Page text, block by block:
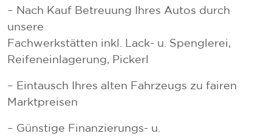
– Nach Kauf Betreuung Ihres Autos durch
unsere
Fachwerkstätten inkl. Lack- u. Spenglerei,
Reifeneinlagerung, Pickerl
– Eintausch Ihres alten Fahrzeugs zu fairen
Marktpreisen
– Günstige Finanzierungs- u.